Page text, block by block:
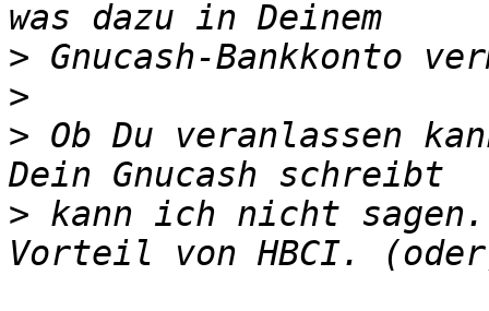
>
>
> Ob Du veranlassen
> kann ich nicht